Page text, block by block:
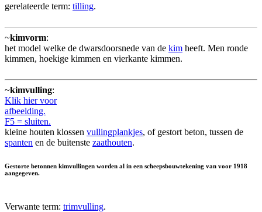
gerelateerde term: tilling.
~kimvorm:
het model welke de dwarsdoorsnede van de kim heeft. Men ronde
kimmen, hoekige kimmen en vierkante kimmen.
~kimvulling:
Klik hier voor
afbeelding.
F5 = sluiten.
kleine houten klossen vullingplankjes, of gestort beton, tussen de
spanten en de buitenste zaathouten.
Gestorte betonnen kimvullingen worden al in een scheepsbouwtekening van voor 1918
aangegeven.
Verwante term: trimvulling.